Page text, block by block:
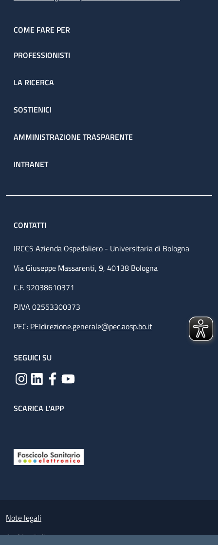
COME FARE PER
PROFESSIONISTI
LA RICERCA
SOSTIENICI
AMMINISTRAZIONE TRASPARENTE
INTRANET
CONTATTI
IRCCS Azienda Ospedaliero - Universitaria di Bologna
Via Giuseppe Massarenti, 9, 40138 Bologna
C.F. 92038610371
P.IVA 02553300373
PEC: PEIdirezione.generale@pec.aosp.bo.it
SEGUICI SU
SCARICA L'APP
Small prints
Note legali
Cookies Policy